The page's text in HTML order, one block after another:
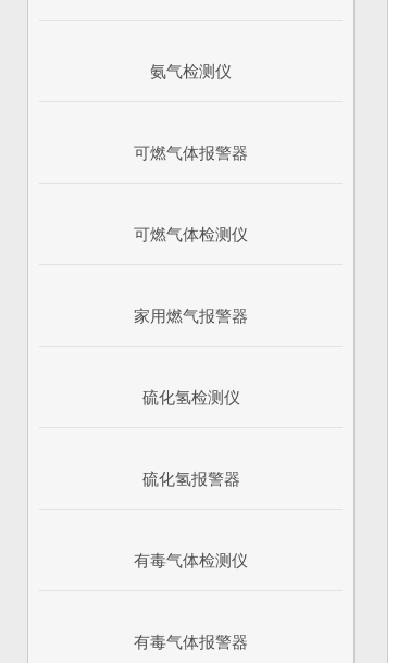
氨气检测仪
可燃气体报警器
可燃气体检测仪
家用燃气报警器
硫化氢检测仪
硫化氢报警器
有毒气体检测仪
有毒气体报警器